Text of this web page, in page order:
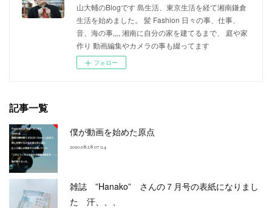
山大輔のBlogです 島生活、東京生活を経て湘南鎌倉
生活を始めました。 髪 Fashion 日々の事、仕事、
音、海の事,,,, 湘南に自分の家を建てるまで、 庭や家
作り 動画編集やカメラの事も綴ってます
フォロー
記事一覧
僕が動画を始めた原点
2020.08.28 07:24
雑誌 ”Hanako” さんの７月号の表紙になりまし
た 汗、、、